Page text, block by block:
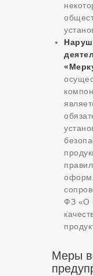
ФЗ «О
Меры